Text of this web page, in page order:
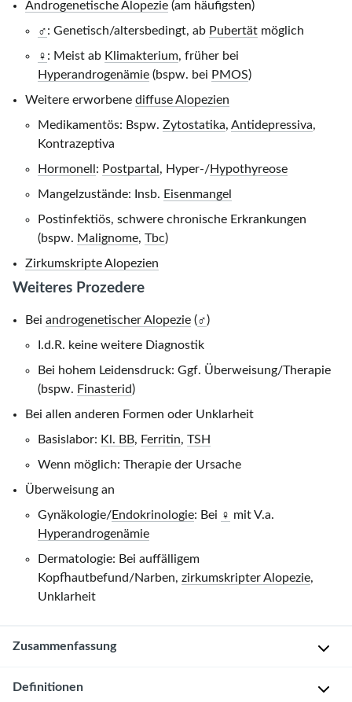
Androgenetische Alopezie (am häufigsten)
♂: Genetisch/altersbedingt, ab Pubertät möglich
♀ : Meist ab Klimakterium, früher bei
Hyperandrogenämie (bspw. bei PMOS)
Weitere erworbene diffuse Alopezien
Medikamentös: Bspw. Zytostatika, Antidepressiva,
Kontrazeptiva
Hormonell : Postpartal , Hyper-/Hypothyreose
Mangelzustände: Insb. Eisenmangel
Postinfektiös, schwere chronische Erkrankungen
(bspw. Malignome, Tbc)
Zirkumskripte Alopezien
Weiteres Prozedere
Bei androgenetischer Alopezie (♂)
I.d.R. keine weitere Diagnostik
Bei hohem Leidensdruck: Ggf. Überweisung/Therapie
(bspw. Finasterid)
Bei allen anderen Formen oder Unklarheit
Basislabor: Kl. BB, Ferritin, TSH
Wenn möglich: Therapie der Ursache
Überweisung an
Gynäkologie/Endokrinologie: Bei ♀ mit V.a.
Hyperandrogenämie
Dermatologie: Bei auffälligem
Kopfhautbefund/Narben, zirkumskripter Alopezie,
Unklarheit
Zusammenfassung
Die
Definitionen